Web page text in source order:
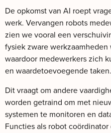
De opkomst van AI roept
werk. Vervangen robots
zien we vooral een
fysiek zware
waardoor medewerkers zich
en waardetoevoegende taken.
Dit vraagt om andere
worden getraind om met
systemen te monitoren en
Functies als robot